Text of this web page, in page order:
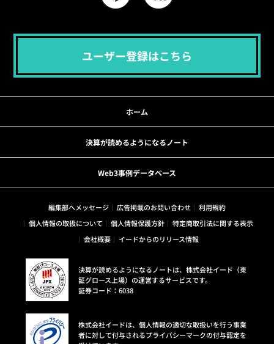
ユーザー登録はこちら
ホーム
決算が読めるようになるノート
Web3事例データベース
編集部へメッセージ 広告掲載のお問い合わせ
利用規約
個人情報の取扱について
個人情報保護方針
特定商取引法に関する表示
会社概要
イードからのリリース情報
決算が読めるようになるノートは、株式会社イード（東
証グロース上場）の運営するサービスです。
証券コード：6038
株式会社イードは、個人情報の適切な取扱いを行う事業
者に対して付与されるプライバシーマークの付与認定を